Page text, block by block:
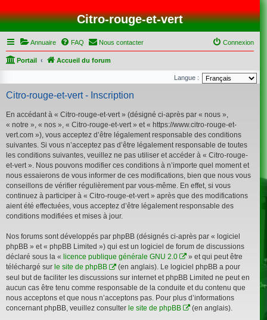
Citro-rouge-et-vert
Annuaire FAQ Nous contacter Connexion
Portail Accueil du forum
Langue :
Citro-rouge-et-vert - Inscription
En accédant à « Citro-rouge-et-vert » (désigné ci-après par « nous »,
« notre », « nos », « Citro-rouge-et-vert » et « https://www.citro-rouge-et-
vert.com »), vous acceptez d’être légalement responsable des conditions
suivantes. Si vous n’acceptez pas d’être légalement responsable de toutes
les conditions suivantes, veuillez ne pas utiliser et accéder à « Citro-rouge-
et-vert ». Nous pouvons modifier ces conditions à n’importe quel moment et
nous essaierons de vous informer de ces modifications, bien que nous vous
conseillons de vérifier régulièrement par vous-même. En effet, si vous
continuez à participer à « Citro-rouge-et-vert » après que des modifications
aient été effectuées, vous acceptez d’être légalement responsable des
conditions modifiées et mises à jour.
Nos forums sont développés par phpBB (désignés ci-après par « logiciel
phpBB » et « phpBB Limited ») qui est un logiciel de forum de discussions
déclaré sous la « licence publique générale GNU 2.0
» et qui peut être
téléchargé sur le site de phpBB
(en anglais). Le logiciel phpBB a pour
seul but de faciliter les discussions sur internet et phpBB Limited ne peut en
aucun cas être tenu comme responsable de la conduite et du contenu que
nous acceptons et que nous n’acceptons pas. Pour plus d’informations
concernant phpBB, veuillez consulter le site de phpBB (en anglais).